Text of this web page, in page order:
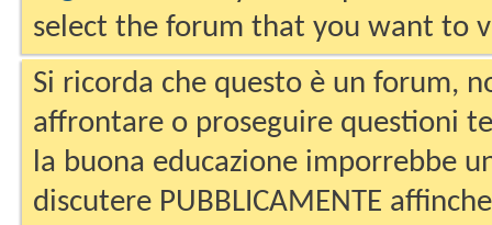
select the forum that you want to
Si ricorda che questo è un forum,
affrontare o proseguire questioni
la buona educazione imporrebbe
discutere PUBBLICAMENTE